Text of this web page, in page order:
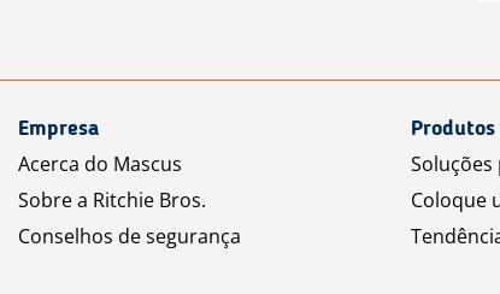
Empresa
Acerca do Mascus
Sobre a Ritchie Bros.
Conselhos de segurança
Coloque